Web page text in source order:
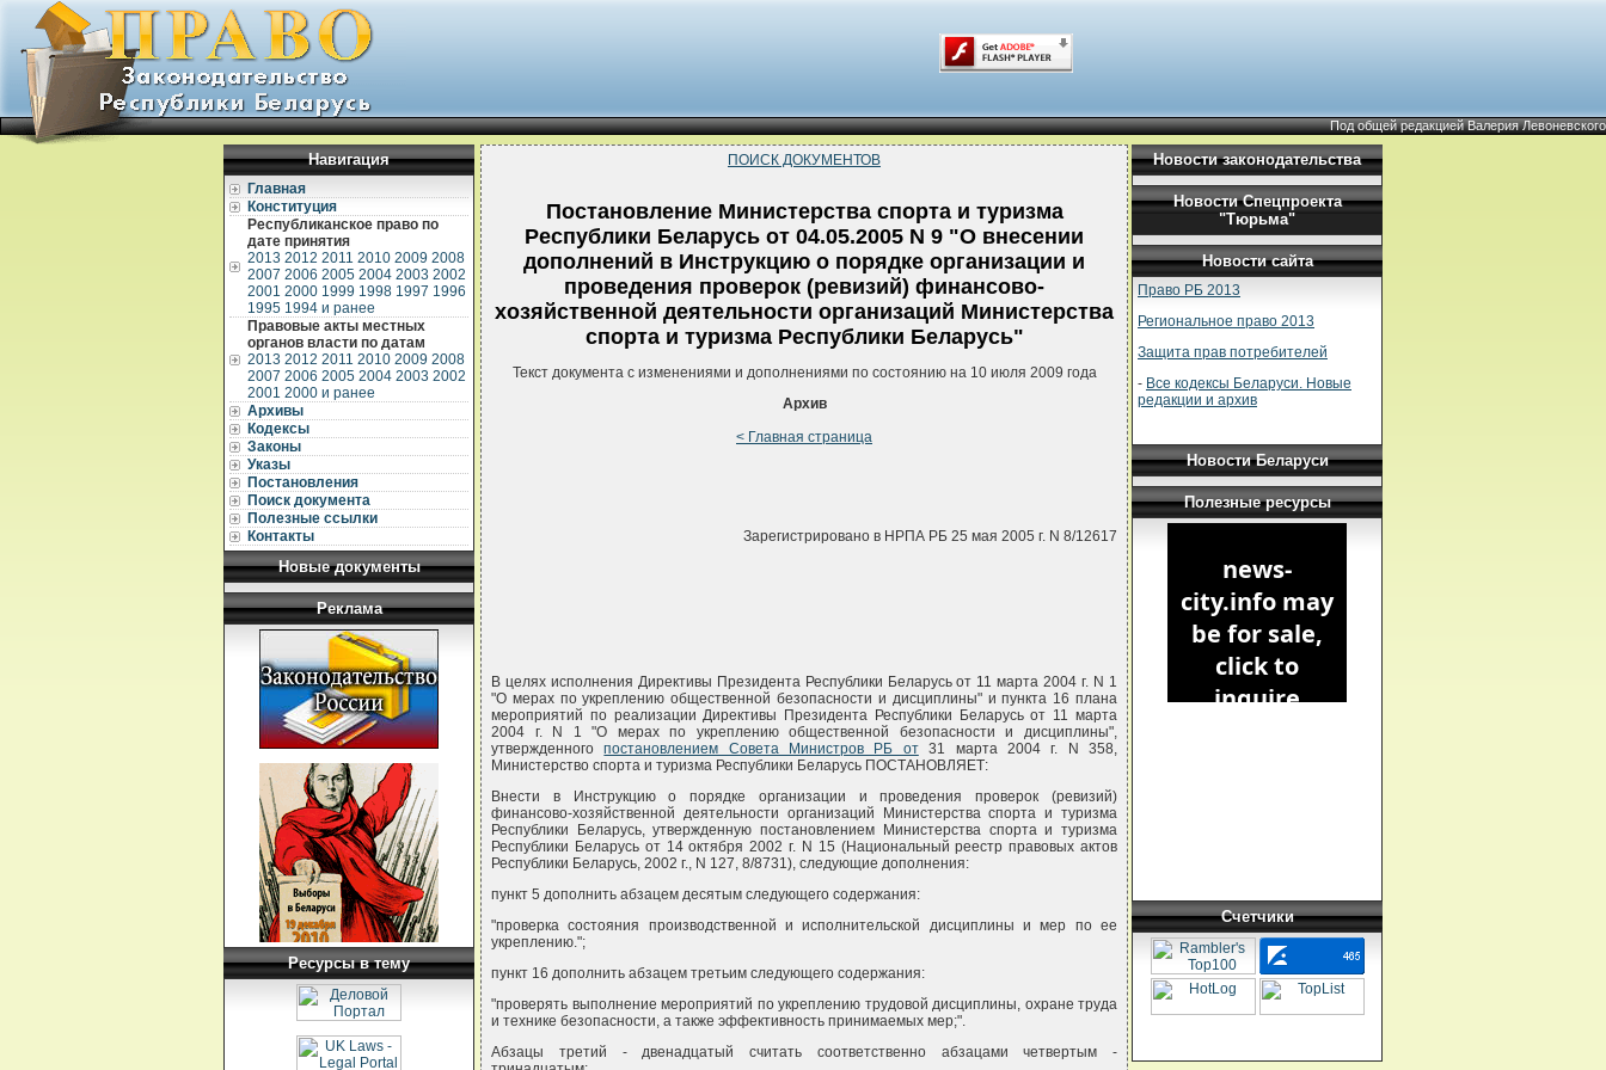
Под общей редакцией Валерия Левоневского
Навигация
Главная
Конституция
Республиканское право по
дате принятия
2013 2012 2011 2010 2009 2008
2007 2006 2005 2004 2003 2002
2001 2000 1999 1998 1997 1996
1995 1994 и ранее
Правовые акты местных
органов власти по датам
2013 2012 2011 2010 2009 2008
2007 2006 2005 2004 2003 2002
2001 2000 и ранее
Архивы
Кодексы
Законы
Указы
Постановления
Поиск документа
Полезные ссылки
Контакты
Новые документы
Реклама
Ресурсы в тему
ПОИСК ДОКУМЕНТОВ
Постановление Министерства спорта и туризма
Республики Беларусь от 04.05.2005 N 9 "О внесении
дополнений в Инструкцию о порядке организации и
проведения проверок (ревизий) финансово-
хозяйственной деятельности организаций Министерства
спорта и туризма Республики Беларусь"
Текст документа с изменениями и дополнениями по состоянию на 10 июля 2009 года
Архив
< Главная страница
Зарегистрировано в НРПА РБ 25 мая 2005 г. N 8/12617
В целях исполнения Директивы Президента Республики Беларусь от 11 марта 2004 г. N 1
"О мерах по укреплению общественной безопасности и дисциплины" и пункта 16 плана
мероприятий по реализации Директивы Президента Республики Беларусь от 11 марта
2004 г. N 1 "О мерах по укреплению общественной безопасности и дисциплины",
утвержденногопостановлением Совета Министров РБ от31 марта 2004 г. N 358,
Министерство спорта и туризма Республики Беларусь ПОСТАНОВЛЯЕТ:
Внести в Инструкцию о порядке организации и проведения проверок (ревизий)
финансово-хозяйственной деятельности организаций Министерства спорта и туризма
Республики Беларусь, утвержденную постановлением Министерства спорта и туризма
Республики Беларусь от 14 октября 2002 г. N 15 (Национальный реестр правовых актов
Республики Беларусь, 2002 г., N 127, 8/8731), следующие дополнения:
пункт 5 дополнить абзацем десятым следующего содержания:
"проверка состояния производственной и исполнительской дисциплины и мер по ее
укреплению.";
пункт 16 дополнить абзацем третьим следующего содержания:
"проверять выполнение мероприятий по укреплению трудовой дисциплины, охране труда
и технике безопасности, а также эффективность принимаемых мер;".
Абзацы третий - двенадцатый считать соответственно абзацами четвертым -
Новости законодательства
Новости Спецпроекта
"Тюрьма"
Новости сайта
Право РБ 2013
Региональное право 2013
Защита прав потребителей
- Все кодексы Беларуси. Новые
редакции и архив
Новости Беларуси
Полезные ресурсы
Счетчики